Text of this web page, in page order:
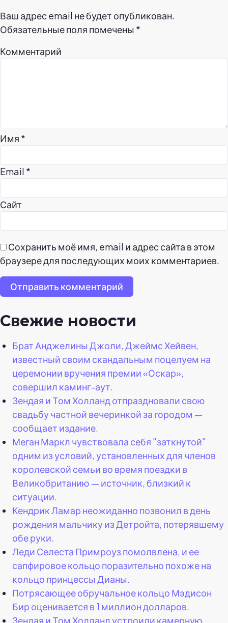
Ваш адрес email не будет опубликован.
Обязательные поля помечены *
Комментарий
Имя *
Email *
Сайт
Сохранить моё имя, email и адрес сайта в этом
браузере для последующих моих комментариев.
Отправить комментарий
Свежие новости
Брат Анджелины Джоли, Джеймс Хейвен,
известный своим скандальным поцелуем на
церемонии вручения премии «Оскар»,
совершил каминг-аут.
Зендая и Том Холланд отпраздновали свою
свадьбу частной вечеринкой за городом —
сообщает издание.
Меган Маркл чувствовала себя "заткнутой"
одним из условий, установленных для членов
королевской семьи во время поездки в
Великобританию — источник, близкий к
ситуации.
Кендрик Ламар неожиданно позвонил в день
рождения мальчику из Детройта, потерявшему
обе руки.
Леди Селеста Примроуз помолвлена, и ее
сапфировое кольцо поразительно похоже на
кольцо принцессы Дианы.
Потрясающее обручальное кольцо Мэдисон
Бир оценивается в 1 миллион долларов.
Зендая и Том Холланд устроили камерную